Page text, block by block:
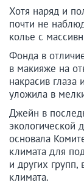
Хотя наряд и
почти не
колье с
Фонда в
в макияже на
накрасив
уложила в
Джейн в
экологической
основала
климата для
и других
климата.